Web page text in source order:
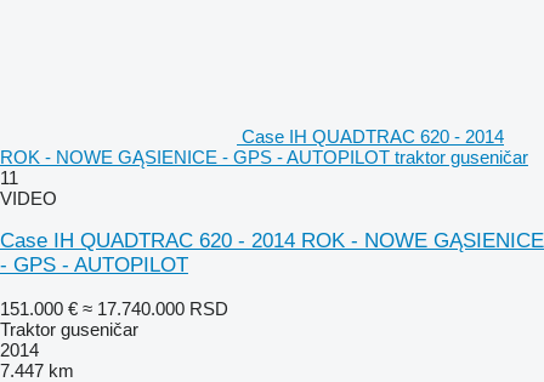
Case IH QUADTRAC 620 - 2014
ROK - NOWE GĄSIENICE - GPS - AUTOPILOT traktor guseničar
11
VIDEO
Case IH QUADTRAC 620 - 2014 ROK - NOWE GĄSIENICE
- GPS - AUTOPILOT
151.000 € ≈ 17.740.000 RSD
Traktor guseničar
2014
7.447 km